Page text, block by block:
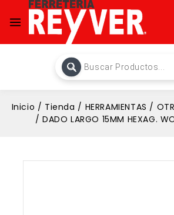
Inicio / Tienda / HERRAMIENTAS /
/ DADO LARGO 15MM HEXAG.